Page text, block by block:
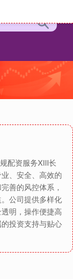
配资服务XIII‌长
、安全、高效的
善的风控体系，
公司提供多样化
明，操作便捷高
投资支持与贴心